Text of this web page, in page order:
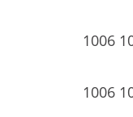
1006
1006